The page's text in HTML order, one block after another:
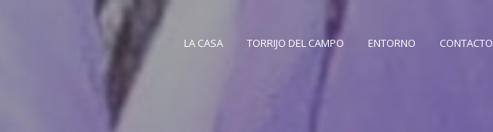
LA CASA TORRIJO DEL CAMPO ENTORNO CONTACTO